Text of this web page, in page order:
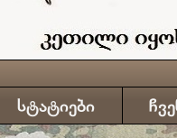
სტატიები